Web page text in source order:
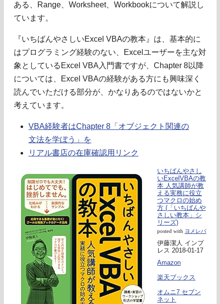
ある、Range、Worksheet、Workbookについて解説し
ています。
『いちばんやさしいExcel VBAの教本』は、基本的に
はプログラミング経験のない、Excelユーザーを主な対
象としているExcel VBA入門書ですが、Chapter 8以降
については、Excel VBAの経験がある方にも興味深く
読んでいただける部分が、かなりあるのではないかと
考えています。
VBA経験者はChapter 8「オブジェクト関連の
文法を学ぼう」を
リアル書店の在庫確認用リンク
いちばんやさし
いExcelVBAの教
本 人気講師が教
える実務に役立
つマクロの始め
方 (「いちばんや
さしい教本」シ
リーズ)
posted with ヨメレバ
伊藤潔人 インプ
レス 2018-01-17
Amazon
楽天ブックス
オムニ7 セブン
ネット